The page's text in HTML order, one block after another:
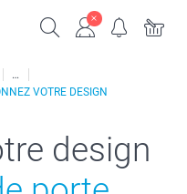
VOTRE DESIGN
design